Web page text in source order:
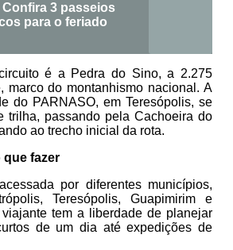
Confira 3 passeios
para o feriado
é a Pedra do Sino, a 2.275
marco do montanhismo nacional. A
do PARNASO, em Teresópolis, se
trilha, passando pela Cachoeira do
ao trecho inicial da rota.
que fazer
por diferentes municípios,
Teresópolis, Guapimirim e
tem a liberdade de planejar
de um dia até expedições de